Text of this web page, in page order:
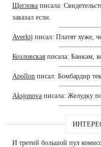
Щеглова писала:
заказал если.
Averkij писал: Платят хуже,
Козловская писала: Банкам,
Apollon писал: Бомбардир
Aksjonova писала: Желудку
И третий большой пул